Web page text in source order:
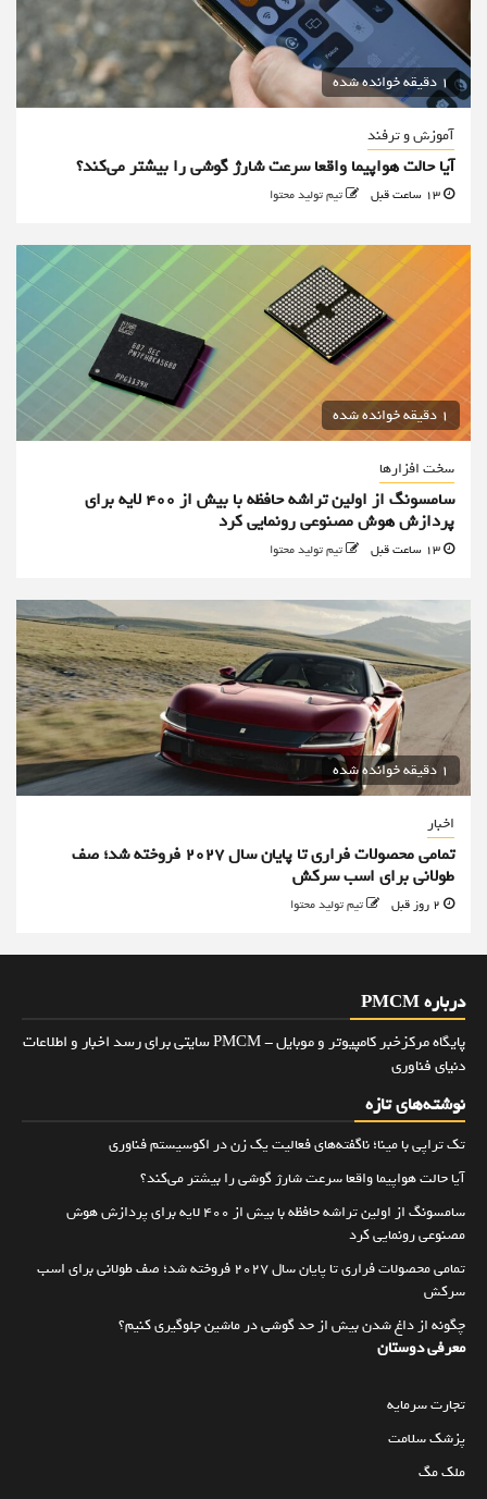
1 دقیقه خوانده شده
آموزش و ترفند
آیا حالت هواپیما واقعا سرعت شارژ گوشی را بیشتر می‌کند؟
تیم تولید محتوا
1 دقیقه خوانده شده
سخت افزارها
سامسونگ از اولین تراشه حافظه با بیش از ۴۰۰ لایه برای
پردازش هوش مصنوعی رونمایی کرد
تیم تولید محتوا
1 دقیقه خوانده شده
اخبار
تمامی محصولات فراری تا پایان سال ۲۰۲۷ فروخته شد؛ صف
طولانی برای اسب سرکش
تیم تولید محتوا
درباره PMCM
پایگاه مرکزخبر کامپیوتر و موبایل - PMCM سایتی برای رسد اخبار و اطلاعات
دنیای فناوری
نوشته‌های تازه
تک تراپی با مینا؛ ناگفته‌های فعالیت یک زن در اکوسیستم فناوری
آیا حالت هواپیما واقعا سرعت شارژ گوشی را بیشتر می‌کند؟
سامسونگ از اولین تراشه حافظه با بیش از ۴۰۰ لایه برای پردازش هوش
مصنوعی رونمایی کرد
تمامی محصولات فراری تا پایان سال ۲۰۲۷ فروخته شد؛ صف طولانی برای اسب
سرکش
چگونه از داغ شدن بیش از حد گوشی در ماشین جلوگیری کنیم؟
معرفی دوستان
تجارت سرمایه
پزشک سلامت
ملک مگ